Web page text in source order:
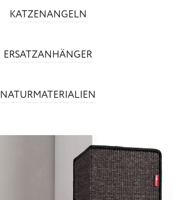
KATZENANGELN
ERSATZANHÄNGER
NATURMATERIALIEN